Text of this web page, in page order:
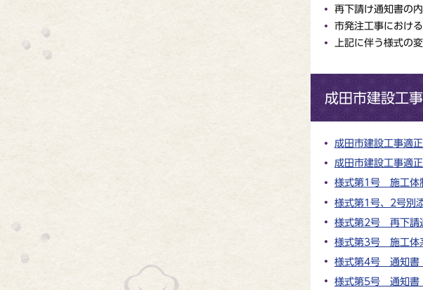
再下請け通知書の
市発注工事におけ
上記に伴う様式の
成田市建設工
成田市建設工事適
成田市建設工事適
様式第1号 施工体
様式第1号、2号別
様式第2号 再下請
様式第3号 施工体
様式第4号 通知書
様式第5号 通知書